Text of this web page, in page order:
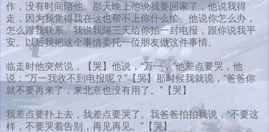
作，没有时间陪他。那天晚上他说我要回家了，他说我得
走，因为我觉得我在这也帮不上你什么忙。他说你怎么办，
怎么跟我联系。我说我隔三天给你拍一封电报，跟你说我平
安。以后我把这个事情委托一位朋友做这件事情。
临走时他突然说，【哭】他说，“万一，”他差点要哭，他
说：“万一我收不到电报呢？”【哭】那时候我就说，“爸爸你
就不要再来了，来北京也没有用了。”【哭】
我差点要扑上去，我差点要哭了。我爸爸拍拍我说，“不要这
样，不要哭着告别，再见再见。”【哭】